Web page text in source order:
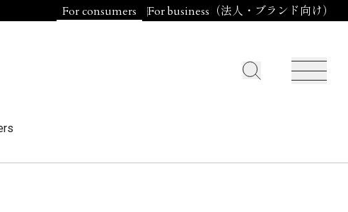
For consumers For business（法人・ブランド向け）